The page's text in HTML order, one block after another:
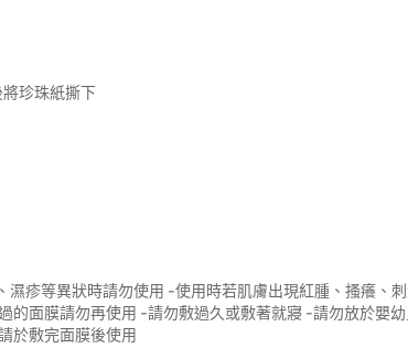
珍珠紙撕下
疹等異狀時請勿使用 -使用時若肌膚出現紅腫、搔癢、
的面膜請勿再使用 -請勿敷過久或敷著就寢 -請勿放於嬰
於敷完面膜後使用